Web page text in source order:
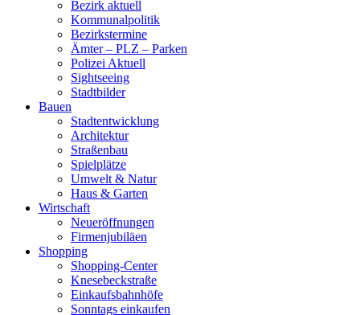
Bezirk aktuell
Kommunalpolitik
Bezirkstermine
Ämter – PLZ – Parken
Polizei Aktuell
Sightseeing
Stadtbilder
Bauen
Stadtentwicklung
Architektur
Straßenbau
Spielplätze
Umwelt & Natur
Haus & Garten
Wirtschaft
Neueröffnungen
Firmenjubiläen
Shopping
Shopping-Center
Knesebeckstraße
Einkaufsbahnhöfe
Sonntags einkaufen